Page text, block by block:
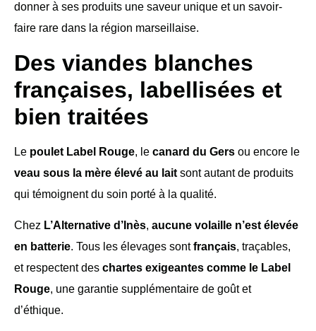
donner à ses produits une saveur unique et un savoir-
faire rare dans la région marseillaise.
Des viandes blanches
françaises, labellisées et
bien traitées
Le poulet Label Rouge, le canard du Gers ou encore le
veau sous la mère élevé au lait sont autant de produits
qui témoignent du soin porté à la qualité.
Chez L’Alternative d’Inès, aucune volaille n’est élevée
en batterie. Tous les élevages sontfrançais, traçables,
et respectent des chartes exigeantes comme le Label
Rouge, une garantie supplémentaire de goût et
d’éthique.